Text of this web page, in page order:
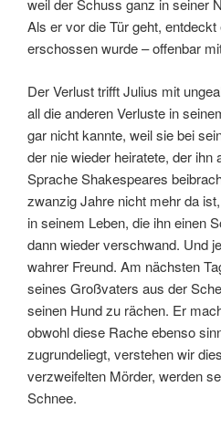
starred reviews, Anne Ursu’s
and heartbreaking story of
modern-day fairy tale.
Once upon a time, Hazel and
that was before he stopped
into a forest with a mysterious
up to Hazel to go in after him.
Andersen’s “The Snow Queen,”
stunningly original fairy tale of
dazzling ode to the power of
meditation on how growing up is
something that happens to us.
InBreadcrumbs , Anne Ursu
voice, a story that brings
literature in a tale as modern as
journey to come to terms with
Jack will deeply resonate with